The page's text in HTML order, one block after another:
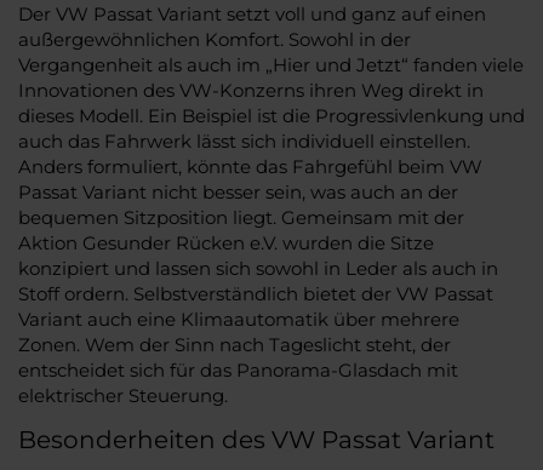
Der VW Passat Variant setzt voll und ganz auf einen
außergewöhnlichen Komfort. Sowohl in der
Vergangenheit als auch im „Hier und Jetzt“ fanden viele
Innovationen des VW-Konzerns ihren Weg direkt in
dieses Modell. Ein Beispiel ist die Progressivlenkung und
auch das Fahrwerk lässt sich individuell einstellen.
Anders formuliert, könnte das Fahrgefühl beim VW
Passat Variant nicht besser sein, was auch an der
bequemen Sitzposition liegt. Gemeinsam mit der
Aktion Gesunder Rücken e.V. wurden die Sitze
konzipiert und lassen sich sowohl in Leder als auch in
Stoff ordern. Selbstverständlich bietet der VW Passat
Variant auch eine Klimaautomatik über mehrere
Zonen. Wem der Sinn nach Tageslicht steht, der
entscheidet sich für das Panorama-Glasdach mit
elektrischer Steuerung.
Besonderheiten des VW Passat Variant